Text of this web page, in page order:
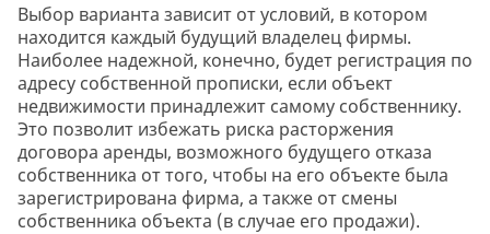
Выбор варианта зависит от условий, в котором
находится каждый будущий владелец фирмы.
Наиболее надежной, конечно, будет регистрация по
адресу собственной прописки, если объект
недвижимости принадлежит самому собственнику.
Это позволит избежать риска расторжения
договора аренды, возможного будущего отказа
собственника от того, чтобы на его объекте была
зарегистрирована фирма, а также от смены
собственника объекта (в случае его продажи).